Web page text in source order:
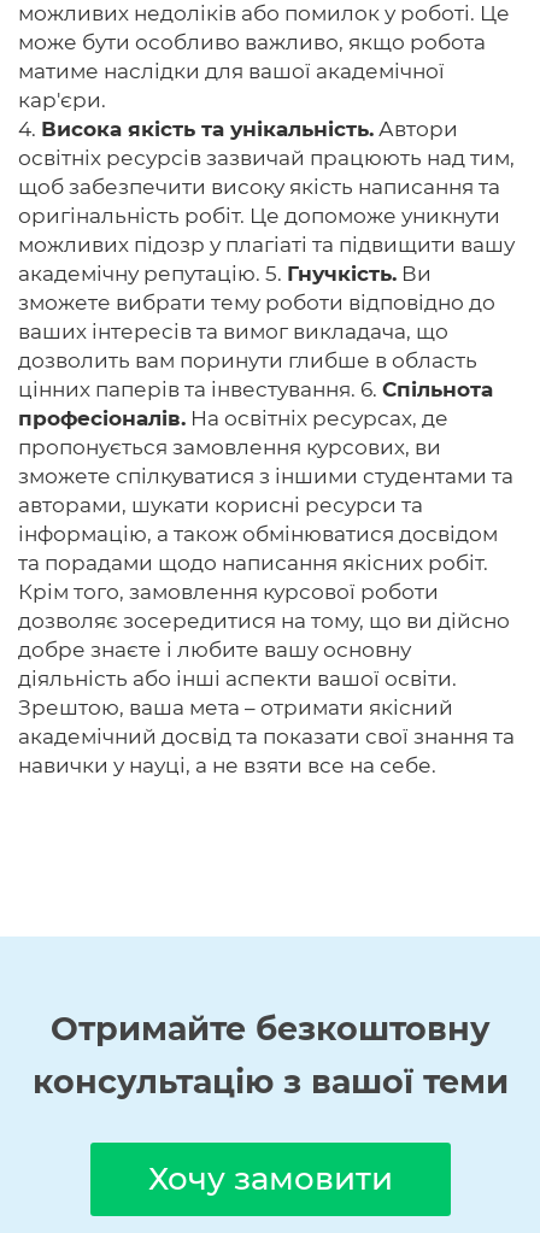
можливих недоліків або помилок у роботі. Це
може бути особливо важливо, якщо робота
матиме наслідки для вашої академічної
кар'єри.
4. Висока якість та унікальність. Автори
освітніх ресурсів зазвичай працюють над тим,
щоб забезпечити високу якість написання та
оригінальність робіт. Це допоможе уникнути
можливих підозр у плагіаті та підвищити вашу
академічну репутацію. 5. Гнучкість. Ви
зможете вибрати тему роботи відповідно до
ваших інтересів та вимог викладача, що
дозволить вам поринути глибше в область
цінних паперів та інвестування. 6. Спільнота
професіоналів. На освітніх ресурсах, де
пропонується замовлення курсових, ви
зможете спілкуватися з іншими студентами та
авторами, шукати корисні ресурси та
інформацію, а також обмінюватися досвідом
та порадами щодо написання якісних робіт.
Крім того, замовлення курсової роботи
дозволяє зосередитися на тому, що ви дійсно
добре знаєте і любите вашу основну
діяльність або інші аспекти вашої освіти.
Зрештою, ваша мета – отримати якісний
академічний досвід та показати свої знання та
навички у науці, а не взяти все на себе.
Отримайте безкоштовну
консультацію з вашої теми
Хочу замовити